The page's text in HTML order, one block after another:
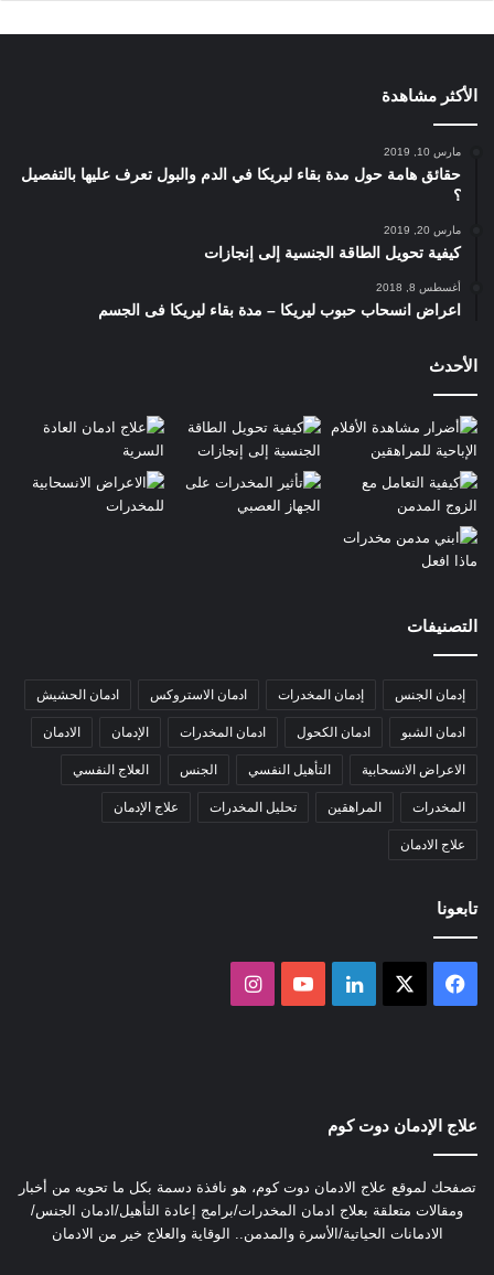
الأكثر مشاهدة
مارس 10, 2019
حقائق هامة حول مدة بقاء ليريكا في الدم والبول تعرف عليها بالتفصيل
؟
مارس 20, 2019
كيفية تحويل الطاقة الجنسية إلى إنجازات
أغسطس 8, 2018
اعراض انسحاب حبوب ليريكا – مدة بقاء ليريكا فى الجسم
الأحدث
التصنيفات
إدمان الجنس إدمان المخدرات ادمان الاستروكس ادمان الحشيش
ادمان الشبو ادمان الكحول ادمان المخدرات الإدمان الادمان
الاعراض الانسحابية التأهيل النفسي الجنس العلاج النفسي
المخدرات المراهقين تحليل المخدرات علاج الإدمان
علاج الادمان
تابعونا
فيسبوك لينكدإن ‫YouTube
علاج الإدمان دوت كوم
تصفحك لموقع علاج الادمان دوت كوم، هو نافذة دسمة بكل ما تحويه من أخبار
ومقالات متعلقة بعلاج ادمان المخدرات/برامج إعادة التأهيل/ادمان الجنس/
الادمانات الحياتية/الأسرة والمدمن.. الوقاية والعلاج خير من الادمان